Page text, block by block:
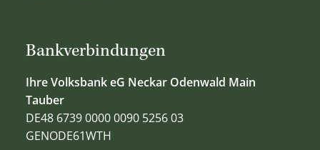
Bankverbindungen
Ihre Volksbank eG Neckar Odenwald Main
Tauber
DE48 6739 0000 0090 5256 03
GENODE61WTH